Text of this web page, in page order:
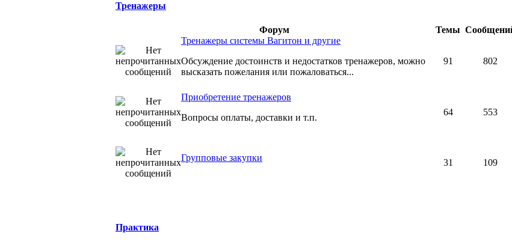
Тренажеры
Форум Темы
Тренажеры системы Вагитон и другие
Обсуждение достоинств и недостатков тренажеров, можно
высказать пожелания или пожаловаться...
91 802
Приобретение тренажеров
Вопросы оплаты, доставки и т.п.
64 553
Групповые закупки 31 109
Практика